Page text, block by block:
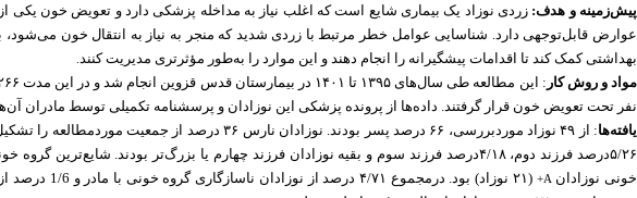
پیش‌زمینه و هدف: زردی نوزاد یک بیماری شایع است که اغلب نیاز به مداخله پزشکی دارد و تعویض خون
عوارض قابل‌توجهی دارد. شناسایی عوامل خطر مرتبط با زردی شدید که منجر به نیاز به انتقال خون
بهداشتی کمک کند تا اقدامات پیشگیرانه را انجام دهند و این موارد را به‌طور مؤثرتری مدیریت کنند
مواد و روش‌ کار
نفر تحت تعویض خون قرار گرفتند. داده‌ها از پرونده پزشکی این نوزادان و پرسشنامه تکمیلی توسط مادران
یافته‌ها
۵/۲۶درصد فرزند دوم، ۴/۱۸درصد فرزند سوم و بقیه نوزادان فرزند چهارم یا بزرگ‌تر بودند. شایع‌ترین گروه خونی مادر
خونی نوزادان
(۲۱ نوزاد) بود. درمجموع ۴/۷۱ درصد از نوزادان ناسازگاری گروه خونی با مادر و 1/6 درصد از نوزادان ناسازگاری